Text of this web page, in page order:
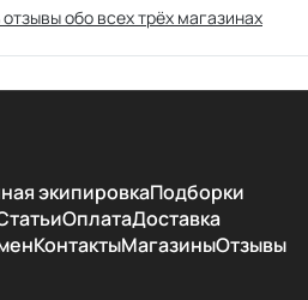
отзывы обо всех трёх магазинах
экипировкаПодборки
ОплатаДоставка
КонтактыМагазиныОтзывы